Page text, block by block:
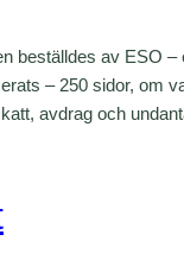
beställdes av ESO –
– 250 sidor, om
avdrag och